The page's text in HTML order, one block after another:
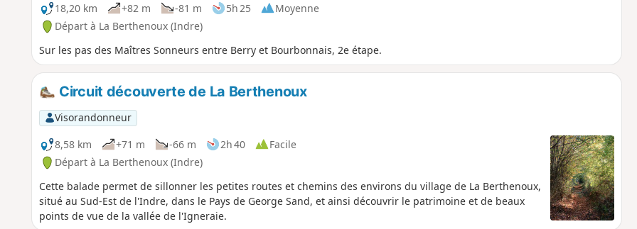
18,20 km
+82 m -81 m 5h 25
Moyenne
Départ à La Berthenoux (Indre)
Sur les pas des Maîtres Sonneurs entre Berry et Bourbonnais, 2e étape.
Circuit découverte de La Berthenoux
Visorandonneur
8,58 km
+71 m -66 m 2h 40
Facile
Départ à La Berthenoux (Indre)
Cette balade permet de sillonner les petites routes et chemins des environs du village de La Berthenoux,
situé au Sud-Est de l'Indre, dans le Pays de George Sand, et ainsi découvrir le patrimoine et de beaux
points de vue de la vallée de l'Igneraie.